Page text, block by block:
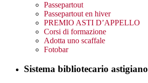
Passepartout
Passepartout en hiver
PREMIO ASTI D’APPELLO
Corsi di formazione
Adotta uno scaffale
Fotobar
Sistema bibliotecario astigiano